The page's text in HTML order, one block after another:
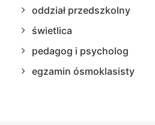
oddział przedszkolny
świetlica
pedagog i psycholog
egzamin ósmoklasisty